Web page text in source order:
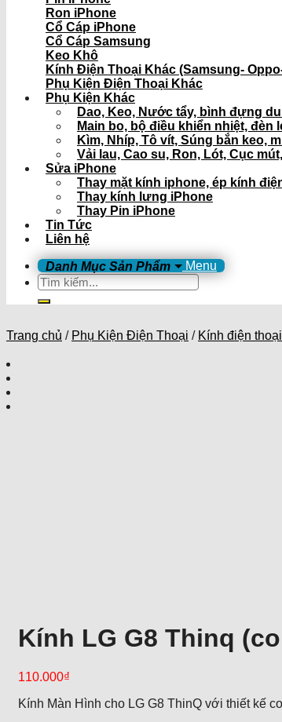
Ron iPhone
Cổ Cáp iPhone
Cổ Cáp Samsung
Keo Khô
Kính Điện Thoại Khác (Samsung-
Phụ Kiện Điện Thoại Khác
Phụ Kiện Khác
Dao, Keo, Nước tẩy, bình đựng
Main bo, bộ điều khiển nhiệt, đèn
Kìm, Nhíp, Tô vít, Súng bắn keo,
Vải lau, Cao su, Ron, Lót, Cục
Sửa iPhone
Thay mặt kính iphone, ép kính
Thay kính lưng iPhone
Thay Pin iPhone
Tin Tức
Liên hệ
Menu
Tìm
kiếm:
Trang chủ / Phụ Kiện Điện Thoại / Kính điện
Kính LG G8 Thinq
110.000₫
Kính Màn Hình cho LG G8 ThinQ với thiết kế